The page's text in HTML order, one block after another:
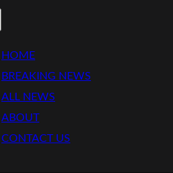
HOME
BREAKING NEWS
ALL NEWS
ABOUT
CONTACT US